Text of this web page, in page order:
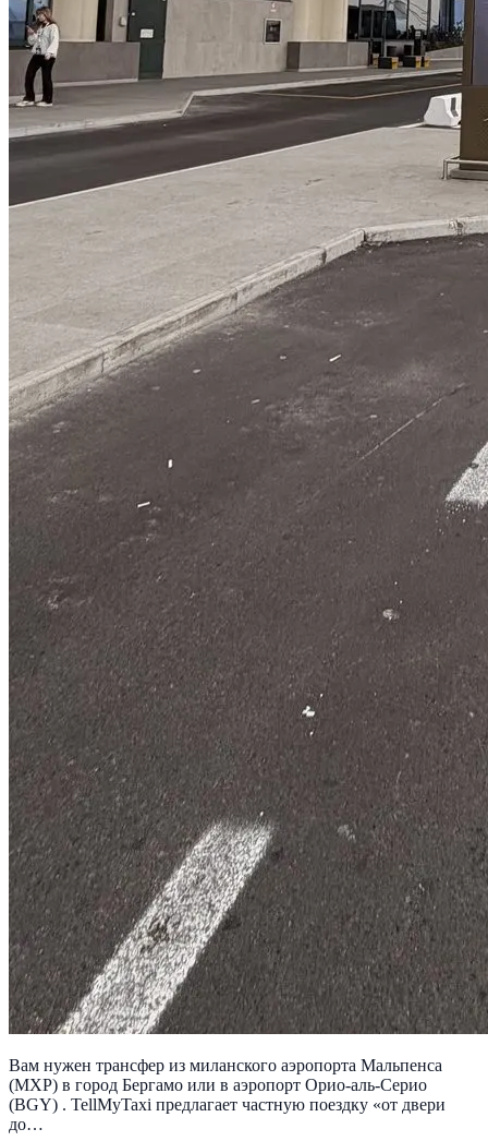
Вам нужен трансфер из миланского аэропорта Мальпенса
(MXP) в город Бергамо или в аэропорт Орио-аль-Серио
(BGY) . TellMyTaxi предлагает частную поездку «от двери
до…